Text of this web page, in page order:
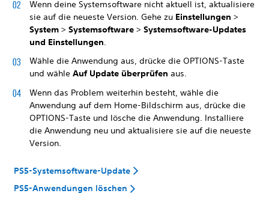
Wenn deine Systemsoftware nicht aktuell ist, aktualisiere
sie auf die neueste Version. Gehe zu Einstellungen >
System > Systemsoftware > Systemsoftware-Updates
und Einstellungen
Wähle die Anwendung aus, drücke die OPTIONS-Taste
und wähle Auf Update überprüfen aus.
Wenn das Problem weiterhin besteht, wähle die
Anwendung auf dem Home-Bildschirm aus, drücke die
OPTIONS-Taste und lösche die Anwendung. Installiere
die Anwendung neu und aktualisiere sie auf die neueste
Version.
PS5-Systemsoftware-Update
PS5-Anwendungen löschen